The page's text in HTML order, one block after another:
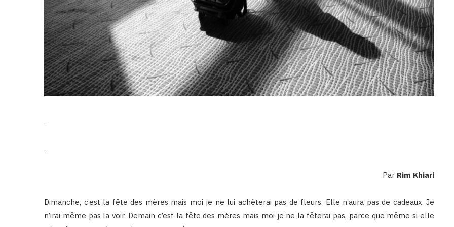
.
.
Par Rim Khiari
Dimanche, c’est la fête des mères mais moi je ne lui achèterai pas de fleurs. Elle n’aura pas de cadeaux. Je
n’irai même pas la voir. Demain c’est la fête des mères mais moi je ne la fêterai pas, parce que même si elle